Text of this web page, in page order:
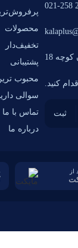
18
کنید.
محصولات
تخفیف‌دار
پشتیبانی
محبوب
سوالی
تماس با ما
درباره ما
از